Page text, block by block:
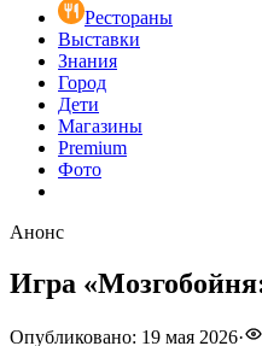
Рестораны
Выставки
Знания
Город
Дети
Магазины
Premium
Фото
Анонс
Игра
Опубликовано: 19 мая 2026·